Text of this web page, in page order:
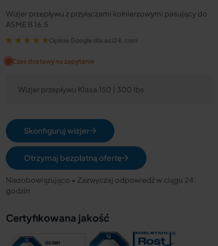
Wizjer przepływu z przyłączami kołnierzowymi pasujący do
ASME B 16.5
Opinie Google dla aci24.com
Czas dostawy na zapytanie
Wizjer przepływu Klasa 150 | 300 lbs
Skonfiguruj wizjer
Otrzymaj bezpłatną ofertę
Niezobowiązująco • Zazwyczaj odpowiedź w ciągu 24
godzin
Certyfikowana jakość